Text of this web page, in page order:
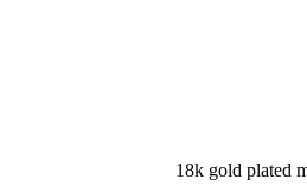
18k gold plated